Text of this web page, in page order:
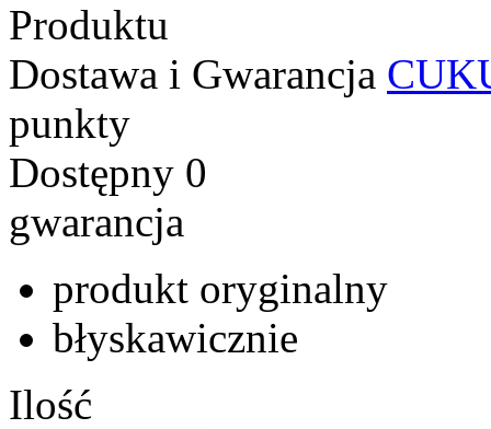
Produktu
Dostawa i Gwarancja
punkty
Dostępny 0
gwarancja
produkt oryginalny
błyskawicznie
Ilość